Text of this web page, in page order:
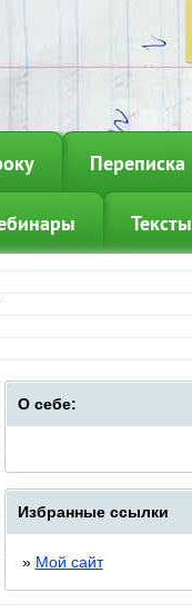
Переписка
Тексты
О себе:
Избранные ссылки
» Мой сайт